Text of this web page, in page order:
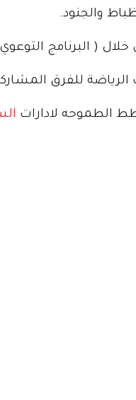
والجنود.
( البرنامج التوعوي
للفرق
الطموحه لادارات